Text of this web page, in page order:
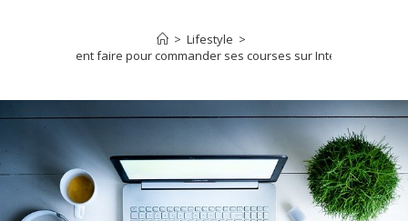
> Lifestyle >
Comment faire pour commander ses courses sur Internet ?